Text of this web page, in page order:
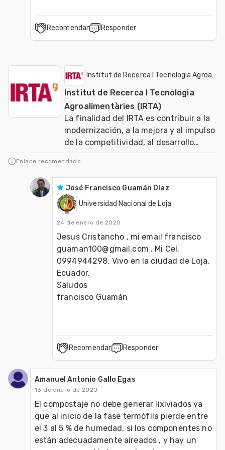
Recomendar Responder
Institut de Recerca I Tecnologia
Institut de Recerca I Tecnologia
Agroalimentàries (IRTA)
La finalidad del IRTA es contribuir a la
modernización, a la mejora y al impulso
de la competitividad, al desarrollo
sostenible de los sectores agrario, ali
Enlace recomendado
José Francisco Guamán Díaz
Universidad Nacional de Loja
24 de enero de 2020
Jesus Cristancho , mi email francisco
guaman100@gmail.com . Mi Cel.
0994944298. Vivo en la ciudad de Loja,
Ecuador.
Saludos
francisco Guamán
Recomendar Responder
Amanuel Antonio Gallo Egas
13 de enero de 2020
El compostaje no debe generar lixiviados ya
que al inicio de la fase termófila pierde entre
el 3 al 5 % de humedad, si los componentes no
están adecuadamente aireados , y hay un